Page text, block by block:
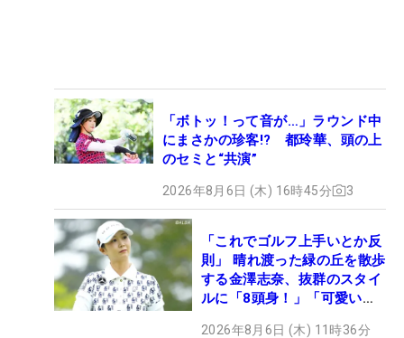
「ボトッ！って音が…」ラウンド中
にまさかの珍客!? 都玲華、頭の上
のセミと“共演”
2026年8月6日 (木) 16時45分 3
「これでゴルフ上手いとか反
則」 晴れ渡った緑の丘を散歩
する金澤志奈、抜群のスタイ
ルに「8頭身！」「可愛いに
2026年8月6日 (木) 11時36分